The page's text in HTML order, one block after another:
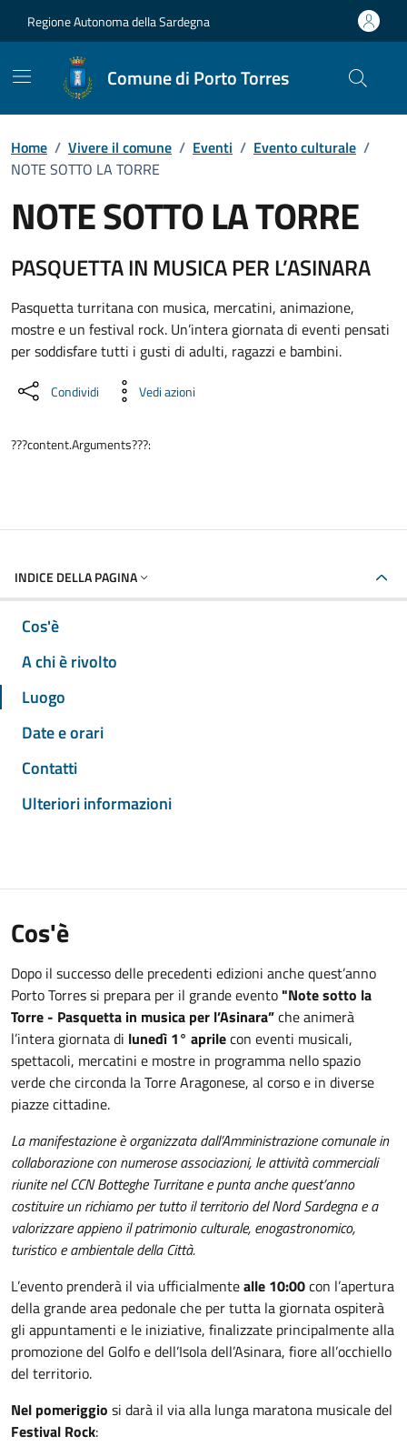
Regione Autonoma della Sardegna
Comune di Porto Torres
Home / Vivere il comune / Eventi / Evento culturale /
NOTE SOTTO LA TORRE
NOTE SOTTO LA TORRE
Dettaglio dell'evento
PASQUETTA IN MUSICA PER L’ASINARA
Pasquetta turritana con musica, mercatini, animazione,
mostre e un festival rock. Un’intera giornata di eventi pensati
per soddisfare tutti i gusti di adulti, ragazzi e bambini.
Condividi Vedi azioni
???content.Arguments???:
INDICE DELLA PAGINA
Cos'è
A chi è rivolto
Luogo
Date e orari
Contatti
Ulteriori informazioni
Cos'è
Dopo il successo delle precedenti edizioni anche quest’anno
Porto Torres si prepara per il grande evento"Note sotto la
Torre - Pasquetta in musica per l’Asinara”che animerà
l’intera giornata di lunedì 1° aprilecon eventi musicali,
spettacoli, mercatini e mostre in programma nello spazio
verde che circonda la Torre Aragonese, al corso e in diverse
piazze cittadine.
La manifestazione è organizzata dall’Amministrazione comunale in
collaborazione con numerose associazioni, le attività commerciali
riunite nel CCN Botteghe Turritane e punta anche quest’anno
costituire un richiamo per tutto il territorio del Nord Sardegna e a
valorizzare appieno il patrimonio culturale, enogastronomico,
turistico e ambientale della Città.
L’evento prenderà il via ufficialmentealle 10:00con l’apertura
della grande area pedonale che per tutta la giornata ospiterà
gli appuntamenti e le iniziative, finalizzate principalmente alla
promozione del Golfo e dell’Isola dell’Asinara, fiore all’occhiello
del territorio.
Nel pomeriggio si darà il via alla lunga maratona musicale del
Festival Rock: